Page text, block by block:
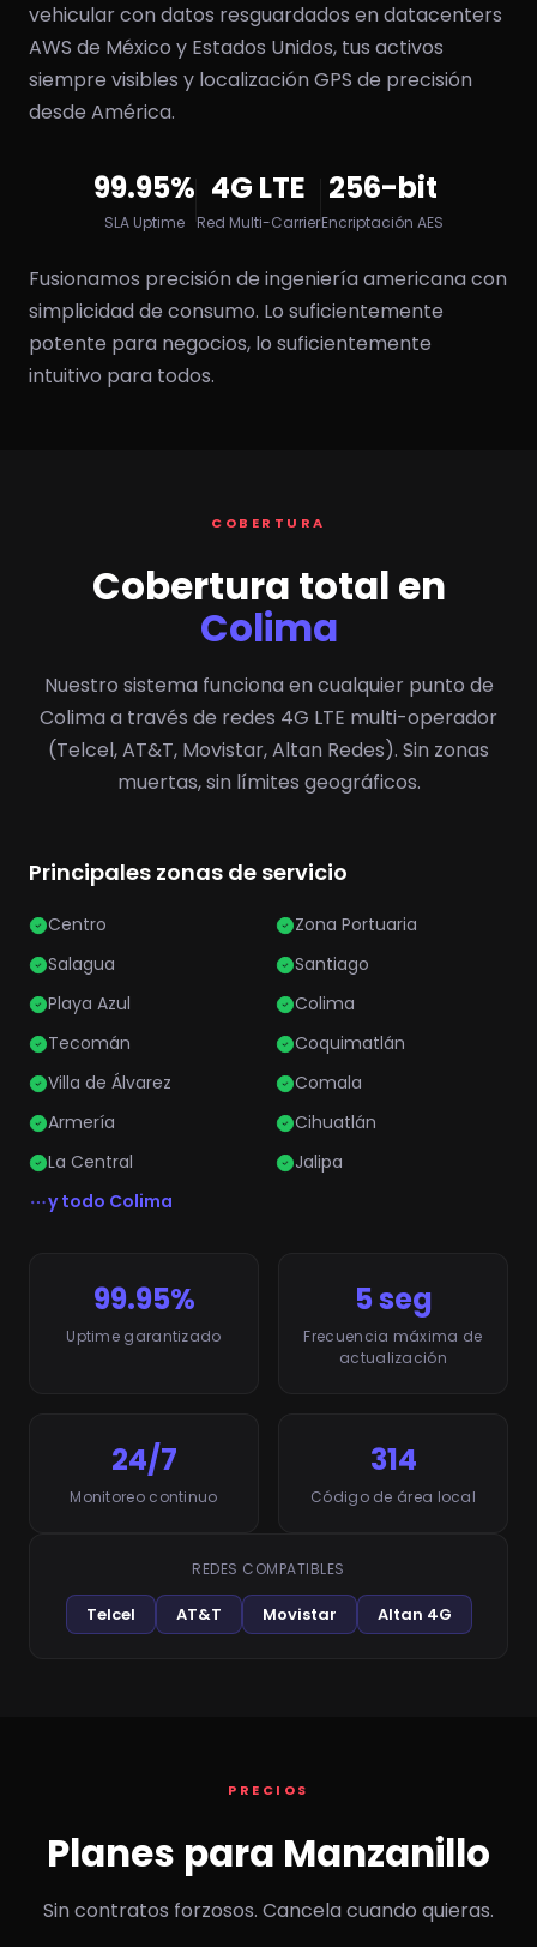
vehicular con datos resguardados en datacenters
AWS de México y Estados Unidos, tus activos
siempre visibles y localización GPS de precisión
desde América.
99.95%
SLA Uptime
4G LTE
Red Multi-Carrier
256-bit
Encriptación AES
Fusionamos precisión de ingeniería americana con
simplicidad de consumo. Lo suficientemente
potente para negocios, lo suficientemente
intuitivo para todos.
COBERTURA
Cobertura total en
Colima
Nuestro sistema funciona en cualquier punto de
Colima a través de redes 4G LTE multi-operador
(Telcel, AT&T, Movistar, Altan Redes). Sin zonas
muertas, sin límites geográficos.
Principales zonas de servicio
Centro
Zona Portuaria
Salagua
Santiago
Playa Azul
Colima
Tecomán
Coquimatlán
Villa de Álvarez
Comala
Armería
Cihuatlán
La Central
Jalipa
y todo Colima
99.95%
Uptime garantizado
5 seg
Frecuencia máxima de
actualización
24/7
Monitoreo continuo
314
Código de área local
REDES COMPATIBLES
Telcel AT&T Movistar Altan 4G
PRECIOS
Planes para Manzanillo
Sin contratos forzosos. Cancela cuando quieras.